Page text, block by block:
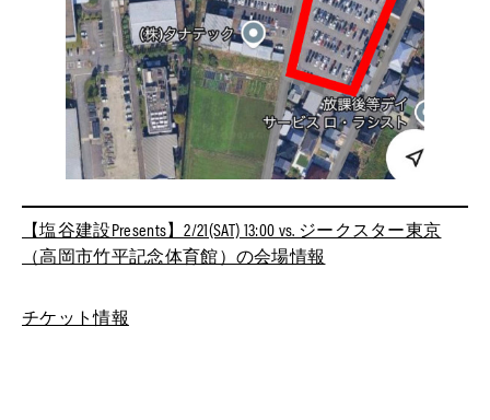
【塩谷建設Presents】2/21(SAT) 13:00 vs. ジークスター東京
（高岡市竹平記念体育館）の会場情報
チケット情報